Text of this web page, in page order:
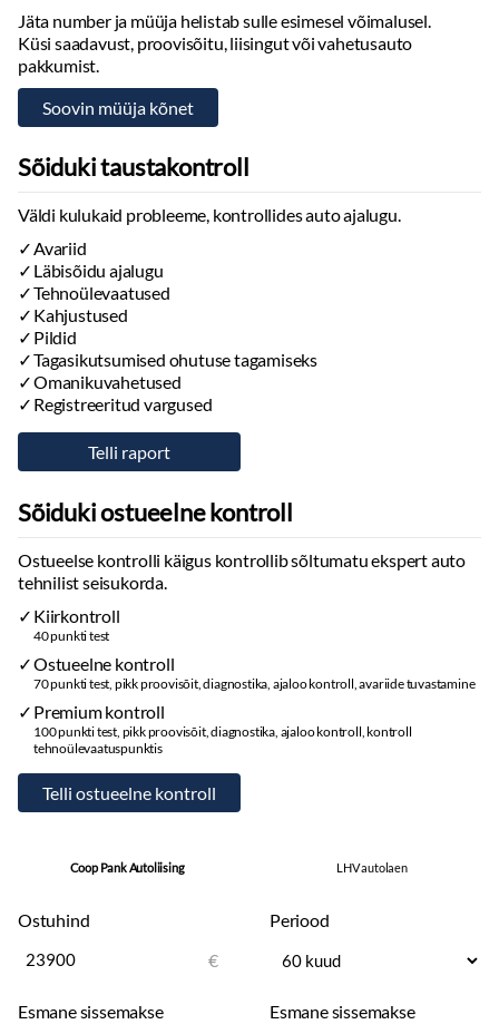
Jäta number ja müüja helistab sulle esimesel võimalusel.
Küsi saadavust, proovisõitu, liisingut või vahetusauto
pakkumist.
Sõiduki taustakontroll
Väldi kulukaid probleeme, kontrollides auto ajalugu.
Avariid
Läbisõidu ajalugu
Tehnoülevaatused
Kahjustused
Pildid
Tagasikutsumised ohutuse tagamiseks
Omanikuvahetused
Registreeritud vargused
Sõiduki ostueelne kontroll
Ostueelse kontrolli käigus kontrollib sõltumatu ekspert auto
tehnilist seisukorda.
Kiirkontroll
40 punkti test
Ostueelne kontroll
70 punkti test, pikk proovisõit, diagnostika, ajaloo kontroll, avariide tuvastamine
Premium kontroll
100 punkti test, pikk proovisõit, diagnostika, ajaloo kontroll, kontroll
tehnoülevaatuspunktis
Coop Pank Autoliising LHV autolaen
Ostuhind
€
Periood
Esmane sissemakse
Esmane sissemakse